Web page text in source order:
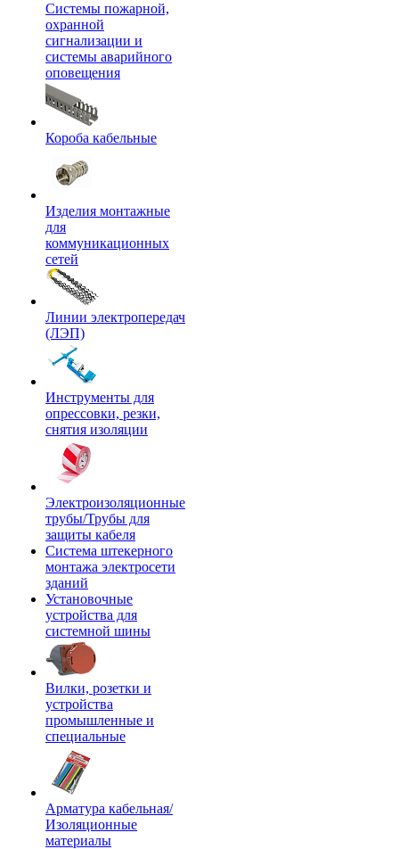
Системы пожарной,
охранной
сигнализации и
системы аварийного
оповещения
Короба кабельные
Изделия монтажные
для
коммуникационных
сетей
Линии электропередач
(ЛЭП)
Инструменты для
опрессовки, резки,
снятия изоляции
Электроизоляционные
трубы/Трубы для
защиты кабеля
Система штекерного
монтажа электросети
зданий
Установочные
устройства для
системной шины
Вилки, розетки и
устройства
промышленные и
специальные
Арматура кабельная/
Изоляционные
материалы